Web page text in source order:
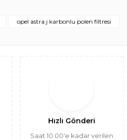
opel astra j karbonlu polen filtresi
Hızlı Gönderi
Saat 10.00'e kadar verilen